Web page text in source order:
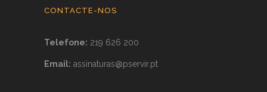
CONTACTE-NOS
Telefone: 219 626 200
Email: assinaturas@pservir.pt